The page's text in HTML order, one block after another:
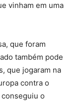
vinham em uma
que foram
também pode
que jogaram na
contra o
conseguiu o